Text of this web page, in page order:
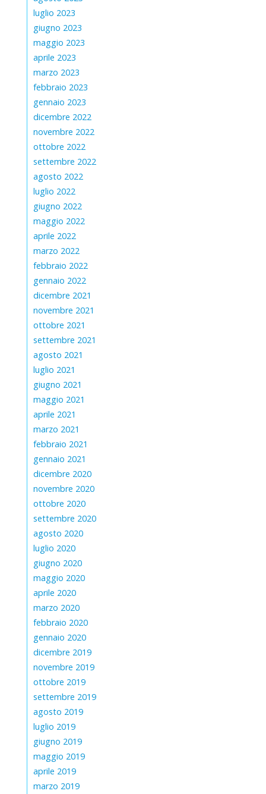
luglio 2023
giugno 2023
maggio 2023
aprile 2023
marzo 2023
febbraio 2023
gennaio 2023
dicembre 2022
novembre 2022
ottobre 2022
settembre 2022
agosto 2022
luglio 2022
giugno 2022
maggio 2022
aprile 2022
marzo 2022
febbraio 2022
gennaio 2022
dicembre 2021
novembre 2021
ottobre 2021
settembre 2021
agosto 2021
luglio 2021
giugno 2021
maggio 2021
aprile 2021
marzo 2021
febbraio 2021
gennaio 2021
dicembre 2020
novembre 2020
ottobre 2020
settembre 2020
agosto 2020
luglio 2020
giugno 2020
maggio 2020
aprile 2020
marzo 2020
febbraio 2020
gennaio 2020
dicembre 2019
novembre 2019
ottobre 2019
settembre 2019
agosto 2019
luglio 2019
giugno 2019
maggio 2019
aprile 2019
marzo 2019